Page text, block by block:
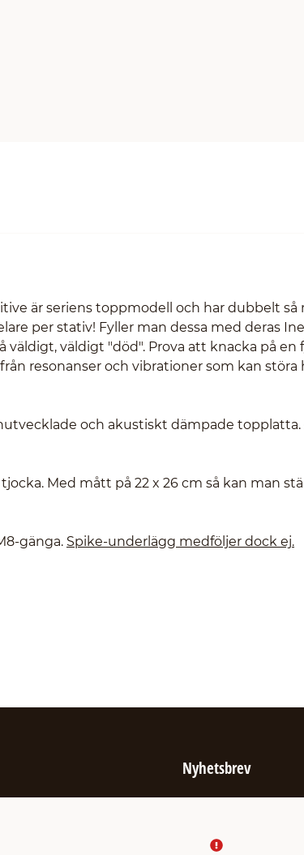
är seriens toppmodell och har dubbelt
per stativ! Fyller man dessa med deras
väldigt "död". Prova att knacka på en
resonanser och vibrationer som kan störa
och akustiskt dämpade
Med mått på 22 x 26 cm så kan man
gänga. Spike-underlägg medföljer dock ej.
Nyhetsbrev